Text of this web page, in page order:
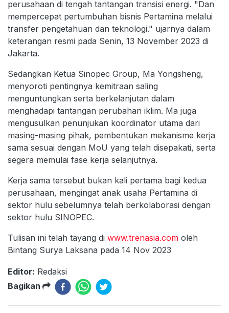
perusahaan di tengah tantangan transisi energi. "Dan
mempercepat pertumbuhan bisnis Pertamina melalui
transfer pengetahuan dan teknologi." ujarnya dalam
keterangan resmi pada Senin, 13 November 2023 di
Jakarta.
Sedangkan Ketua Sinopec Group, Ma Yongsheng,
menyoroti pentingnya kemitraan saling
menguntungkan serta berkelanjutan dalam
menghadapi tantangan perubahan iklim. Ma juga
mengusulkan penunjukan koordinator utama dari
masing-masing pihak, pembentukan mekanisme kerja
sama sesuai dengan MoU yang telah disepakati, serta
segera memulai fase kerja selanjutnya.
Kerja sama tersebut bukan kali pertama bagi kedua
perusahaan, mengingat anak usaha Pertamina di
sektor hulu sebelumnya telah berkolaborasi dengan
sektor hulu SINOPEC.
Tulisan ini telah tayang di www.trenasia.com oleh
Bintang Surya Laksana pada 14 Nov 2023
Editor: Redaksi
Bagikan